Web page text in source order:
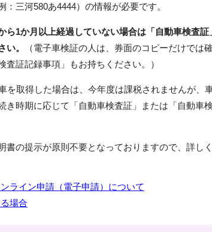
三河580あ4444）の情報が必要です。
ら1か月以上経過していない場合は「自動車検査
い。
（電子車検証の人は、券面のコピーだけでは
査証記録事項」もお持ちください。）
を取得した場合は、今年度は課税されませんが、
き時期に応じて「自動車検査証」または「自動車
書の提示が原則不要となっておりますので、詳し
ライン申請（電子申請）について
場合